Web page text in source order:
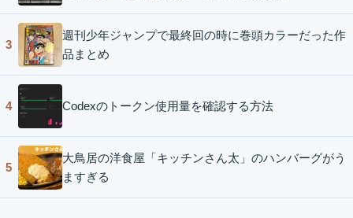
3
週刊少年ジャンプで最終回の時に巻頭カラーだった作
品まとめ
4 Codexのトークン使用量を確認する方法
5
大鳥居の洋食屋「キッチンさん太」のハンバーグがう
ますぎる